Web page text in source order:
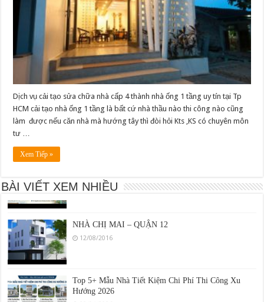
Dịch vụ cải tạo sửa chữa nhà cấp 4 thành nhà ống 1 tầng uy tín tại Tp
HCM cải tạo nhà ống 1 tầng là bất cứ nhà thầu nào thi công nào cũng
làm được nếu căn nhà mà hướng tây thì đòi hỏi Kts ,KS có chuyên môn
tư …
Xem Tiếp »
BÀI VIẾT XEM NHIỀU
Bản Vẽ Thiết Kế Ảnh Hưởng Đến Chi Phí Phần Thô
Như Thế Nào?
24/07/2016
NHÀ CHỊ MAI – QUẬN 12
12/08/2016
Top 5+ Mẫu Nhà Tiết Kiệm Chi Phí Thi Công Xu
Hướng 2026